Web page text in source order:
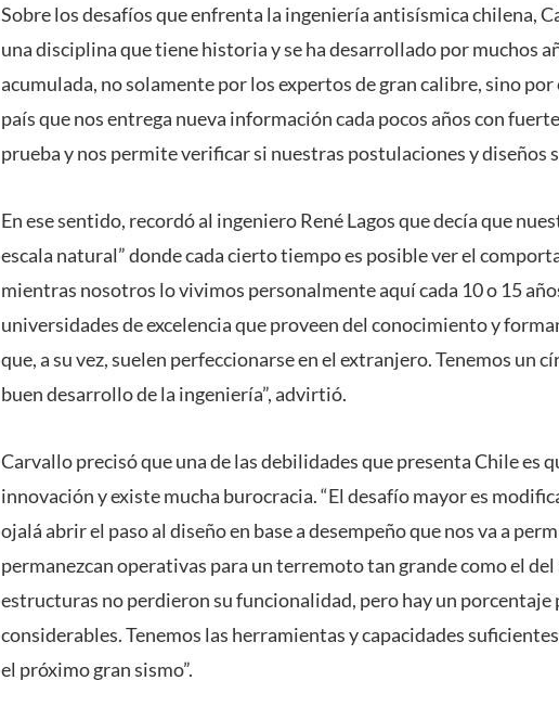
Sobre los desafíos que enfrenta la ingeniería antisísmica chilena,
una disciplina que tiene historia y se ha desarrollado por muchos
acumulada, no solamente por los expertos de gran calibre, sino
país que nos entrega nueva información cada pocos años con
prueba y nos permite verificar si nuestras postulaciones y diseños
En ese sentido, recordó al ingeniero René Lagos que decía que
escala natural” donde cada cierto tiempo es posible ver el
mientras nosotros lo vivimos personalmente aquí cada 10 o 15
universidades de excelencia que proveen del conocimiento y
que, a su vez, suelen perfeccionarse en el extranjero. Tenemos un
buen desarrollo de la ingeniería”, advirtió.
Carvallo precisó que una de las debilidades que presenta Chile es
innovación y existe mucha burocracia. “El desafío mayor es
ojalá abrir el paso al diseño en base a desempeño que nos va a
permanezcan operativas para un terremoto tan grande como el del
estructuras no perdieron su funcionalidad, pero hay un porcentaje
considerables. Tenemos las herramientas y capacidades
el próximo gran sismo”.